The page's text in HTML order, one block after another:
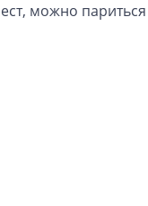
можно